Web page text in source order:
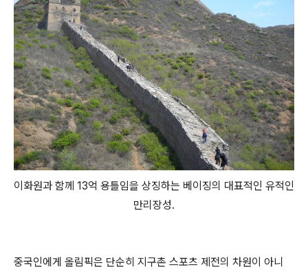
이화원과 함께 13억 용틀임을 상징하는 베이징의 대표적인 유적인
만리장성.
중국인에게 올림픽은 단순히 지구촌 스포츠 제전의 차원이 아니